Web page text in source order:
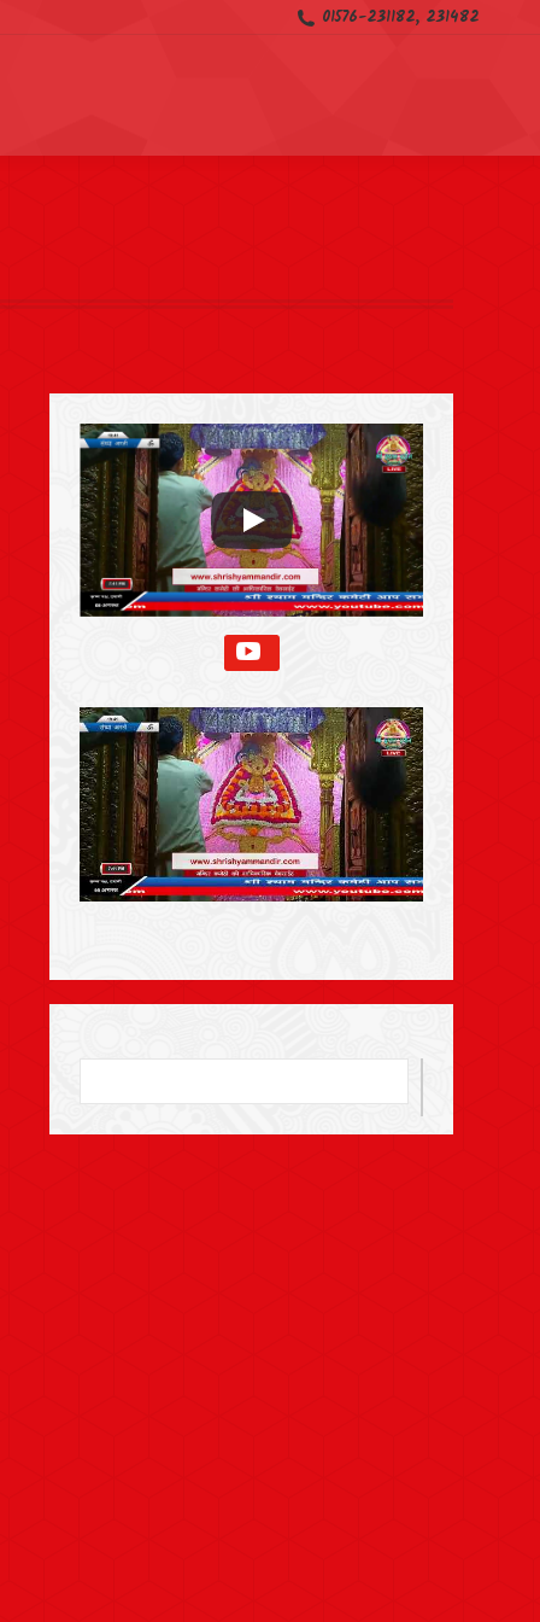
01576-231182, 231482